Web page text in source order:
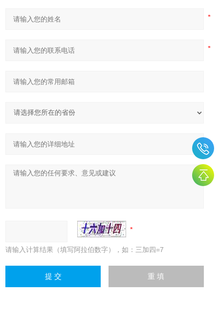
请输入计算结果（填写阿拉伯数字），如：三加四=7